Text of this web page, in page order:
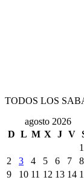
TODOS LOS
agosto 2026
D L M X J V
1
2
3 4 5 6 7
8
9
10 11 12 13 14